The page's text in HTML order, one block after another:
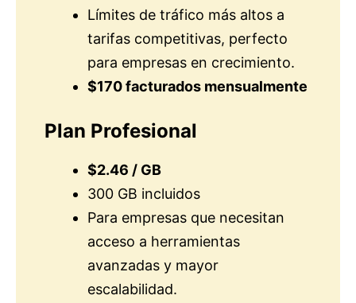
Límites de tráfico más altos a
tarifas competitivas, perfecto
para empresas en crecimiento.
$170 facturados mensualmente
Plan Profesional
$2.46 / GB
300 GB incluidos
Para empresas que necesitan
acceso a herramientas
avanzadas y mayor
escalabilidad.